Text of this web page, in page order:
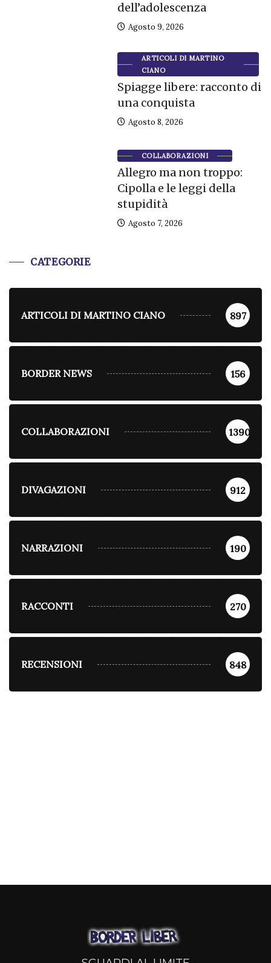
dell’adolescenza
Agosto 9, 2026
ARTICOLI DI MARTINO
CIANO
Spiagge libere: racconto di
una conquista
Agosto 8, 2026
COLLABORAZIONI
Allegro ma non troppo:
Cipolla e le leggi della
stupidità
Agosto 7, 2026
CATEGORIE
ARTICOLI DI MARTINO CIANO 897
BORDER NEWS 156
COLLABORAZIONI 1390
DIVAGAZIONI 912
NARRAZIONI 190
RACCONTI 270
RECENSIONI 848